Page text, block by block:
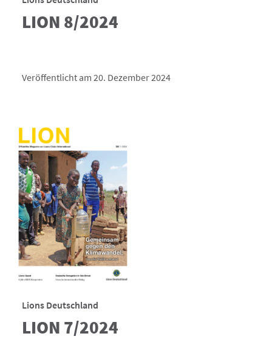
LION 8/2024
Veröffentlicht am 20. Dezember 2024
Lions Deutschland
LION 7/2024